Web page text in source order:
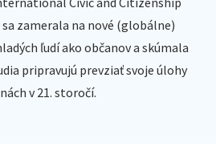
zamerala na nové (globálne)
ľudí ako občanov a skúmala
pripravujú prevziať svoje úlohy
v 21. storočí.